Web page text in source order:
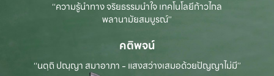
“ความรู้นำทาง จริยธรรมนำใจ เทคโนโลยีก้าวไกล
พลานามัยสมบูรณ์”
คติพจน์
“นตฺถิ ปณฺญา สมาอาภา - แสงสว่างเสมอด้วยปัญญาไม่มี”